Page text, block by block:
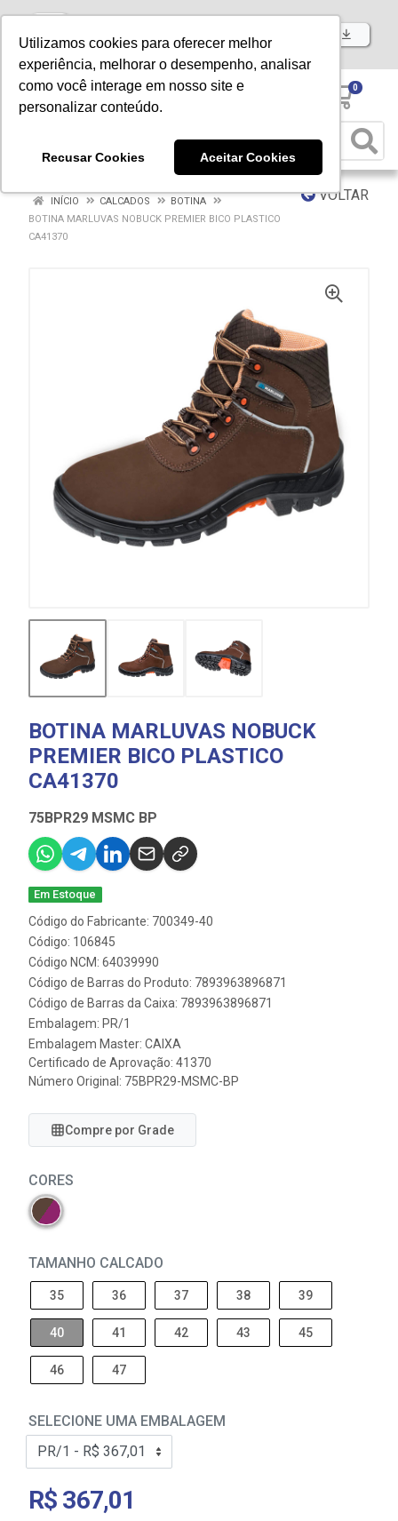
Utilizamos cookies para oferecer melhor
experiência, melhorar o desempenho, analisar
como você interage em nosso site e
personalizar conteúdo.
Recusar Cookies Aceitar Cookies
Baixe já nosso APP
0
VOLTAR
INÍCIO CALCADOS
BOTINA
BOTINA MARLUVAS NOBUCK PREMIER BICO PLASTICO
CA41370
BOTINA MARLUVAS NOBUCK
PREMIER BICO PLASTICO
CA41370
75BPR29 MSMC BP
Em Estoque
Código do Fabricante: 700349-40
Código: 106845
Código NCM: 64039990
Código de Barras do Produto: 7893963896871
Código de Barras da Caixa: 7893963896871
Embalagem: PR/1
Embalagem Master: CAIXA
Certificado de Aprovação: 41370
Número Original: 75BPR29-MSMC-BP
Compre por Grade
CORES
TAMANHO CALCADO
35 36 37 38 39
40 41 42 43 45
46 47
SELECIONE UMA EMBALAGEM
R$ 367,01